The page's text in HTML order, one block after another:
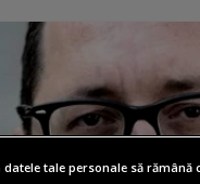
datele tale personale să rămână